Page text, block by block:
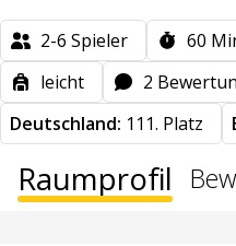
2-6 Spieler 60
leicht
2
Deutschland: 111. Platz
Raumprofil